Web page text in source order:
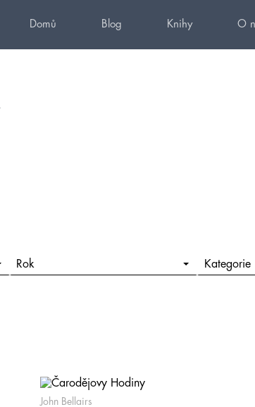
Domů Blog Knihy O
Rok Kategorie
John Bellairs